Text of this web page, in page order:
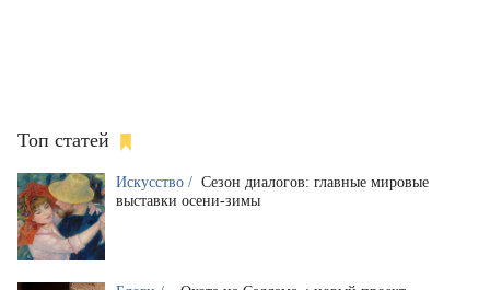
Топ статей
Искусство / Сезон диалогов: главные мировые
выставки осени-зимы